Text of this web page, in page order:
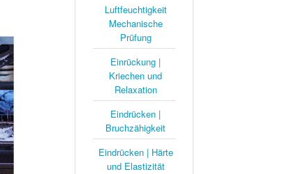
Luftfeuchtigkeit
Mechanische
Prüfung
Einrückung |
Kriechen und
Relaxation
Eindrücken |
Bruchzähigkeit
Eindrücken | Härte
und Elastizität